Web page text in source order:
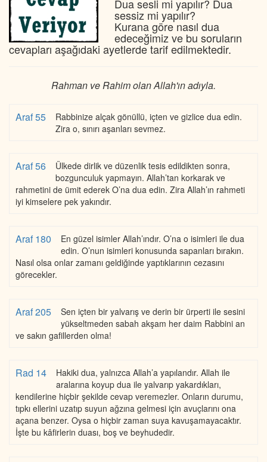
Dua sesli mi yapılır? Dua
sessiz mi yapılır?
Kurana göre nasıl dua
edeceğimiz ve bu soruların
cevapları aşağıdaki ayetlerde tarif edilmektedir.
Rahman ve Rahim olan Allah'ın adıyla.
Araf 55
Rabbinize alçak gönüllü, içten ve gizlice dua edin.
Zira o, sınırı aşanları sevmez.
Araf 56
Ülkede dirlik ve düzenlik tesis edildikten sonra,
bozgunculuk yapmayın. Allah’tan korkarak ve
rahmetini de ümit ederek O’na dua edin. Zira Allah’ın rahmeti
iyi kimselere pek yakındır.
Araf 180
En güzel isimler Allah’ındır. O’na o isimleri ile dua
edin. O’nun isimleri konusunda sapanları bırakın.
Nasıl olsa onlar zamanı geldiğinde yaptıklarının cezasını
görecekler.
Araf 205
Sen içten bir yalvarış ve derin bir ürperti ile sesini
yükseltmeden sabah akşam her daim Rabbini an
ve sakın gafillerden olma!
Rad 14
Hakiki dua, yalnızca Allah’a yapılandır. Allah ile
aralarına koyup dua ile yalvarıp yakardıkları,
kendilerine hiçbir şekilde cevap veremezler. Onların durumu,
tıpkı ellerini uzatıp suyun ağzına gelmesi için avuçlarını ona
açana benzer. Oysa o hiçbir zaman suya kavuşamayacaktır.
İşte bu kâfirlerin duası, boş ve beyhudedir.